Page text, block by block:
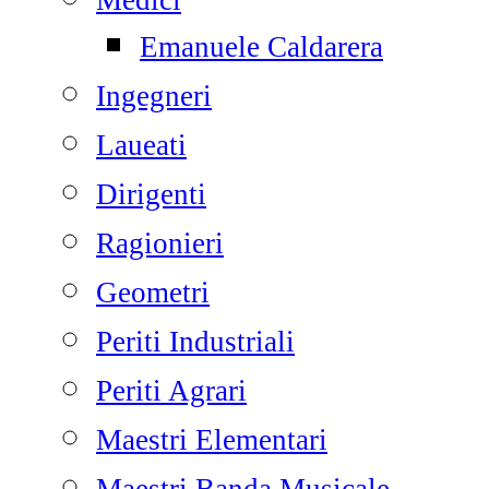
Emanuele Caldarera
Ingegneri
Laueati
Dirigenti
Ragionieri
Geometri
Periti Industriali
Periti Agrari
Maestri Elementari